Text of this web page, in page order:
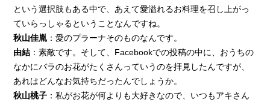
という選択肢もある中で、あえて愛溢れるお料理を召し上がっ
ていらっしゃるということなんですね。
秋山佳胤：愛のプラーナそのものなんです。
由結 ：素敵です。そして、Facebookでの投稿の中に、おうちの
なかにバラのお花がたくさんっていうのを拝見したんですが、
あれはどんなお気持ちだったんでしょうか。
秋山桃子 ：私がお花が何よりも大好きなので、いつもアキさん